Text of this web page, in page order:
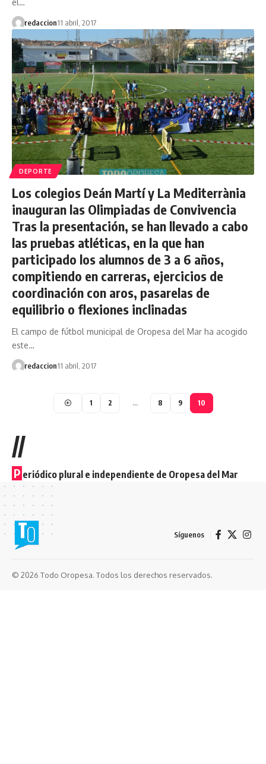
el…
redaccion11 abril, 2017
DEPORTE
Los colegios Deán Martí y La Mediterrània
inauguran las Olimpiadas de Convivencia
Tras la presentación, se han llevado a cabo
las pruebas atléticas, en la que han
participado los alumnos de 3 a 6 años,
compitiendo en carreras, ejercicios de
coordinación con aros, pasarelas de
equilibrio o flexiones inclinadas
El campo de fútbol municipal de Oropesa del Mar ha acogido
este…
redaccion11 abril, 2017
1 2 … 8 9 10
//
P eriódico plural e independiente de Oropesa del Mar
Síguenos
© 2026 Todo Oropesa. Todos los derechos reservados.